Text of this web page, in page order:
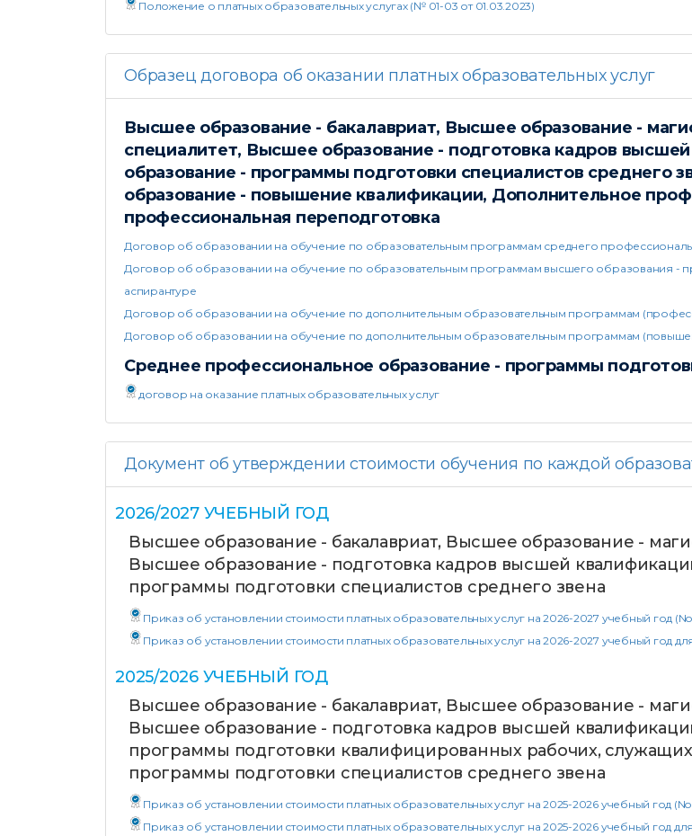
Положение о платных образовательных услугах (№ 01-03 от 01.03.2023)
Образец договора об оказании платных образовательных услуг
Высшее образование - бакалавриат, Высшее образование -
специалитет, Высшее образование - подготовка кадров
образование - программы подготовки специалистов среднего
образование - повышение квалификации, Дополнительное
профессиональная переподготовка
Договор об образовании на обучение по образовательным программам среднего
Договор об образовании на обучение по образовательным программам высшего образования -
аспирантуре
Договор об образовании на обучение по дополнительным образовательным программам
Договор об образовании на обучение по дополнительным образовательным программам
Среднее профессиональное образование - программы
договор на оказание платных образовательных услуг
Документ об утверждении стоимости обучения по каждой
2026/2027 УЧЕБНЫЙ ГОД
Высшее образование - бакалавриат, Высшее образование -
Высшее образование - подготовка кадров высшей
программы подготовки специалистов среднего звена
Приказ об установлении стоимости платных образовательных услуг на 2026-2027 учебный год (No
Приказ об установлении стоимости платных образовательных услуг на 2026-2027 учебный год
2025/2026 УЧЕБНЫЙ ГОД
Высшее образование - бакалавриат, Высшее образование -
Высшее образование - подготовка кадров высшей
программы подготовки квалифицированных рабочих,
программы подготовки специалистов среднего звена
Приказ об установлении стоимости платных образовательных услуг на 2025-2026 учебный год (No
Приказ об установлении стоимости платных образовательных услуг на 2025-2026 учебный год